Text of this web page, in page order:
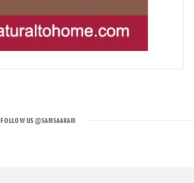
FOLLOW US@SAMSAARAM